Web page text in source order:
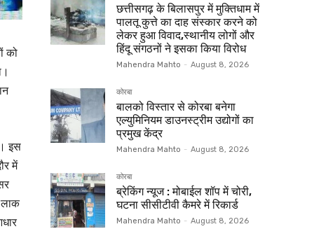
को
इस
में
लाक
छत्तीसगढ़ के बिलासपुर में मुक्तिधाम में
पालतू कुत्ते का दाह संस्कार करने को
लेकर हुआ विवाद,स्थानीय लोगों और
हिंदू संगठनों ने इसका किया विरोध
Mahendra Mahto - August 8, 2026
कोरबा
बालको विस्तार से कोरबा बनेगा
एल्युमिनियम डाउनस्ट्रीम उद्योगों का
प्रमुख केंद्र
Mahendra Mahto - August 8, 2026
कोरबा
ब्रेकिंग न्यूज : मोबाईल शॉप में चोरी,
घटना सीसीटीवी कैमरे में रिकार्ड
Mahendra Mahto - August 8, 2026